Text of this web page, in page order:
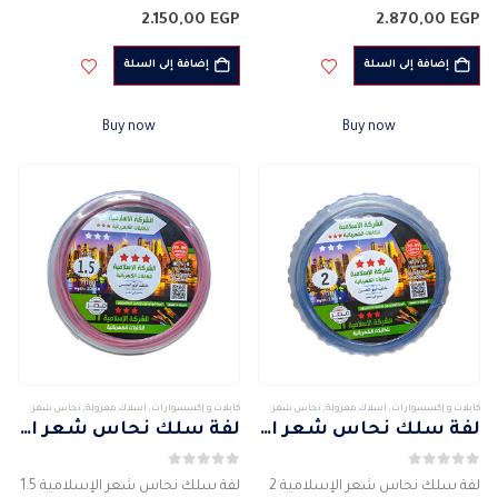
الشركة المصنعة للمنتج :
لفة 100 متر
سلك أحادي PVC مرن
ماده الموصل : النحاس
الجهد الكهربائى…
2.870,00 EGP
إضافة إلى السلة
Buy now
الشركة المصنعة للمنتج :
لفة 100 متر
سلك أحادي PVC مرن
ماده الموصل : النحاس
الجهد الكهربائى…
2.150,00 EGP
إضافة إلى السلة
Buy now
كابلات و إكسسوارات , أسلاك معزولة, نحاس شعر
لفة سلك نحاس شعر الإسلامية 2 مم
لفة سلك نحاس شعر الإسلامية 2
كابلات و إكسسوارات , أسلاك معزولة, نحاس شعر
لفة سلك نحاس شعر الإسلامية 1.5 مم
لفة سلك نحاس شعر الإسلامية 1.5